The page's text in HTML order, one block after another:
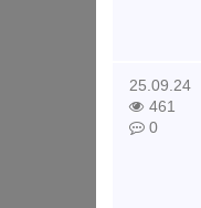
25.09.24
461
0